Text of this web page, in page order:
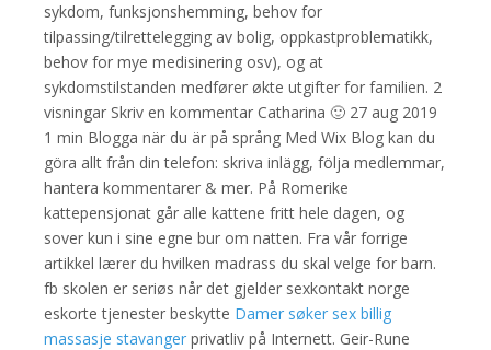
sykdom, funksjonshemming, behov for
tilpassing/tilrettelegging av bolig, oppkastproblematikk,
behov for mye medisinering osv), og at
sykdomstilstanden medfører økte utgifter for familien. 2
visningar Skriv en kommentar Catharina 🙂 27 aug 2019
1 min Blogga när du är på språng Med Wix Blog kan du
göra allt från din telefon: skriva inlägg, följa medlemmar,
hantera kommentarer & mer. På Romerike
kattepensjonat går alle kattene fritt hele dagen, og
sover kun i sine egne bur om natten. Fra vår forrige
artikkel lærer du hvilken madrass du skal velge for barn.
fb skolen er seriøs når det gjelder sexkontakt norge
eskorte tjenester beskytte Damer søker sex billig
massasje stavanger privatliv på Internett. Geir-Rune